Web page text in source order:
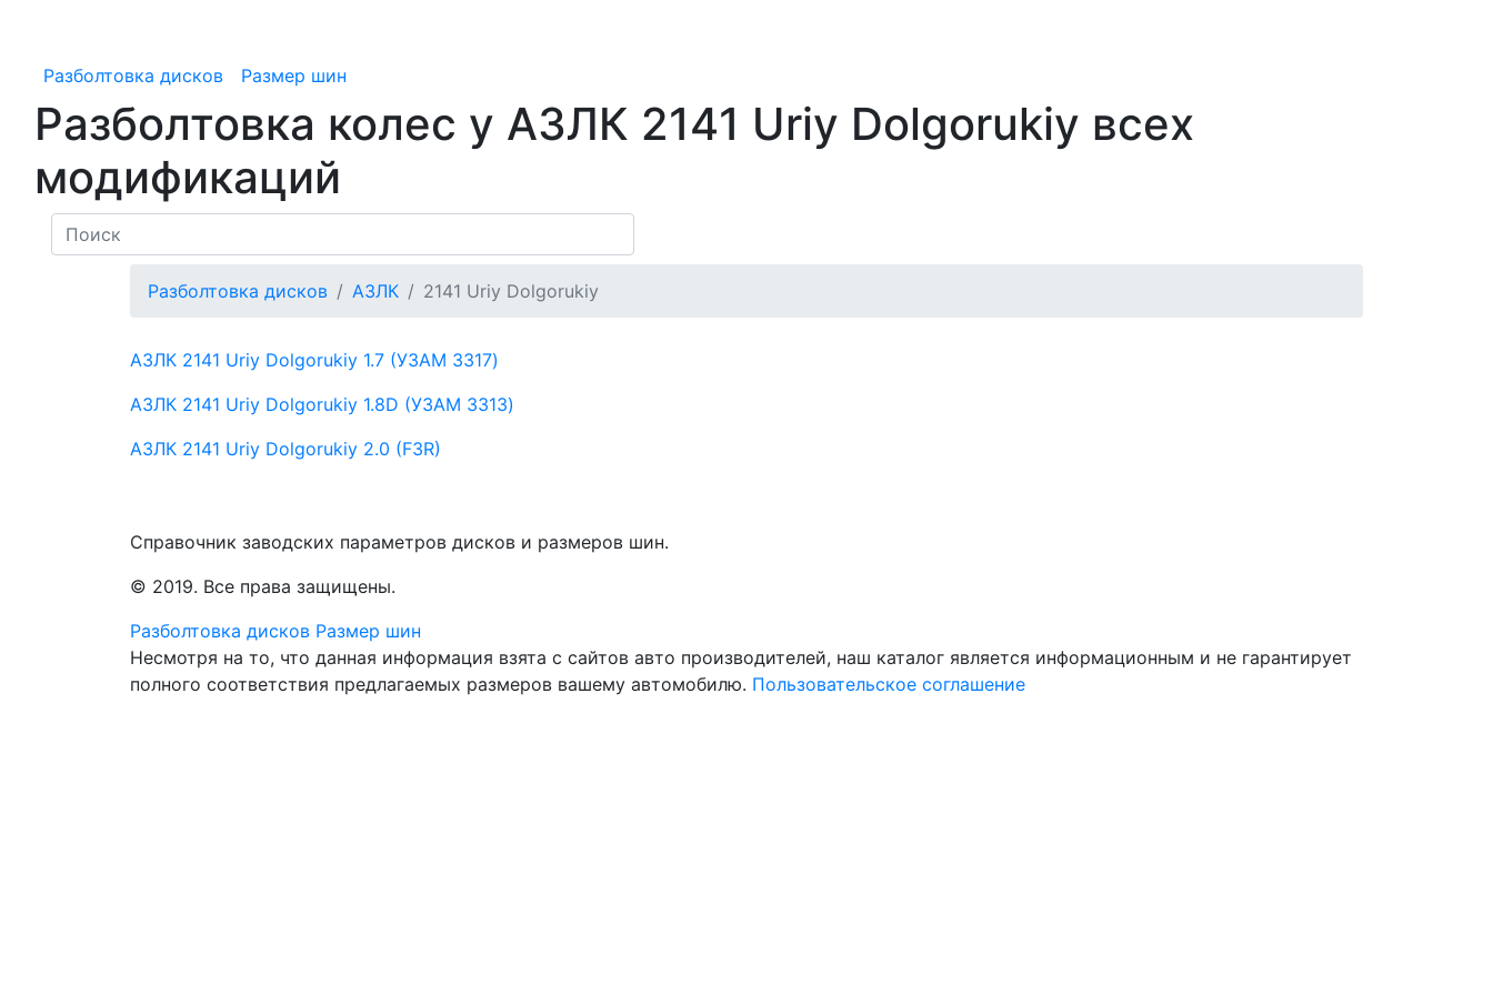
Разболтовка дисков Размер шин
Разболтовка колес у АЗЛК 2141 Uriy Dolgorukiy всех
модификаций
Разболтовка дисков АЗЛК 2141 Uriy Dolgorukiy
АЗЛК 2141 Uriy Dolgorukiy 1.7 (УЗАМ 3317)
АЗЛК 2141 Uriy Dolgorukiy 1.8D (УЗАМ 3313)
АЗЛК 2141 Uriy Dolgorukiy 2.0 (F3R)
Справочник заводских параметров дисков и размеров шин.
© 2019. Все права защищены.
Разболтовка дисков Размер шин
Несмотря на то, что данная информация взята с сайтов авто производителей, наш каталог является информационным и не гарантирует
полного соответствия предлагаемых размеров вашему автомобилю. Пользовательское соглашение